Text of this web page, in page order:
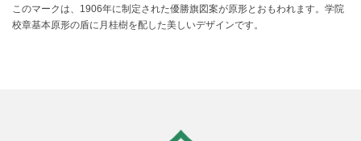
このマークは、1906年に制定された優勝旗図案が原形とおもわれます。学院
校章基本原形の盾に月桂樹を配した美しいデザインです。